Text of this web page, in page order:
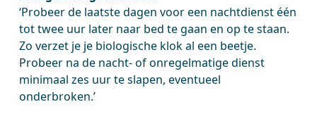
‘Probeer de laatste dagen voor een nachtdienst één
tot twee uur later naar bed te gaan en op te staan.
Zo verzet je je biologische klok al een beetje.
Probeer na de nacht- of onregelmatige dienst
minimaal zes uur te slapen, eventueel
onderbroken.’